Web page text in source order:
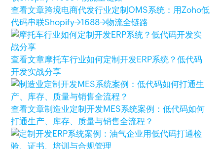
查看文章跨境电商代发行业定制OMS系统：用Zoho低
代码串联Shopify→1688→物流全链路
查看文章摩托车行业如何定制开发ERP系统？低代码
开发实战分享
查看文章制造业定制开发MES系统案例：低代码如何
打通生产、库存、质量与销售全流程？